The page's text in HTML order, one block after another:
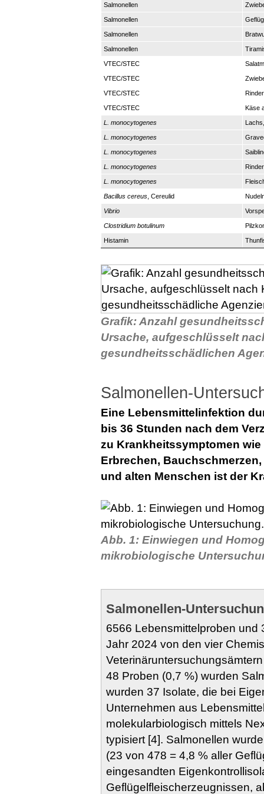
Salmonellen
Salmonellen
Salmonellen
Salmonellen
VTEC/STEC
VTEC/STEC
VTEC/STEC
VTEC/STEC Käse
L. monocytogenes
L. monocytogenes
L. monocytogenes
L. monocytogenes
L. monocytogenes
Bacillus cereus , Cereulid
Vibrio
Clostridium botulinum
Histamin
Grafik: Anzahl
Ursache, aufgeschlüsselt
gesundheitsschädlichen
Salmonellen-
Eine Lebensmittelinfektion
bis 36 Stunden nach dem
zu Krankheitssymptomen
Erbrechen,
und alten Menschen ist der
Abb. 1: Einwiegen und
mikrobiologische
Salmonellen-
6566 Lebensmittelproben und
Jahr 2024 von den vier
48 Proben (0,7 %) wurden
wurden 37 Isolate, die bei
Unternehmen aus
molekularbiologisch mittels
typisiert [4]. Salmonellen
(23 von 478 = 4,8 % aller
eingesandten
Geflügelfleischerzeugnissen,